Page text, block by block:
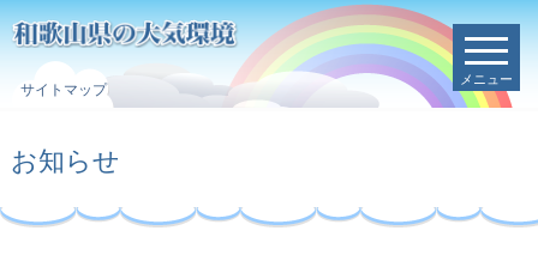
サイトマップ
メニュー
お知らせ